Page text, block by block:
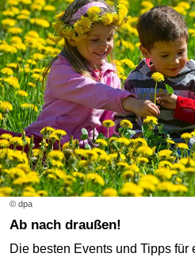
© dpa
Ab nach draußen!
Die besten Events und Tipps für